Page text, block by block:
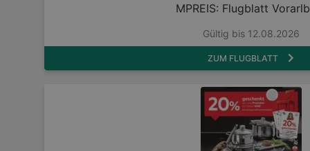
MPREIS: Flugblatt
Gültig bis 12.08.2026
ZUM FLUGBLATT